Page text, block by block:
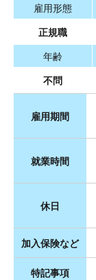
雇用形態
正規職
年齢
不問
雇用期間
就業時間
休日
加入保険など
特記事項